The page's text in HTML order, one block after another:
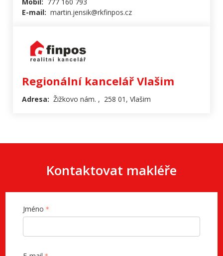
E-mail: martin.jensik@rkfinpos.cz
Regionální kancelář Vlašim
Adresa: Žižkovo nám. , 258 01, Vlašim
Kontaktovat makléře
Jméno